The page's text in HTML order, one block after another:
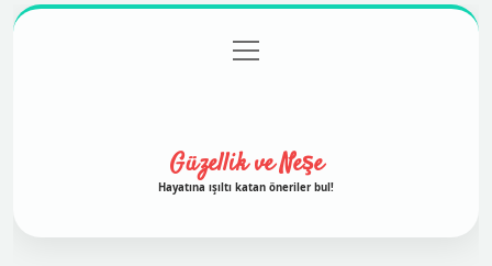
Gizlilik Politikası
menüyü
aç
Güzellik ve Neşe
Hayatına ışıltı katan öneriler bul!